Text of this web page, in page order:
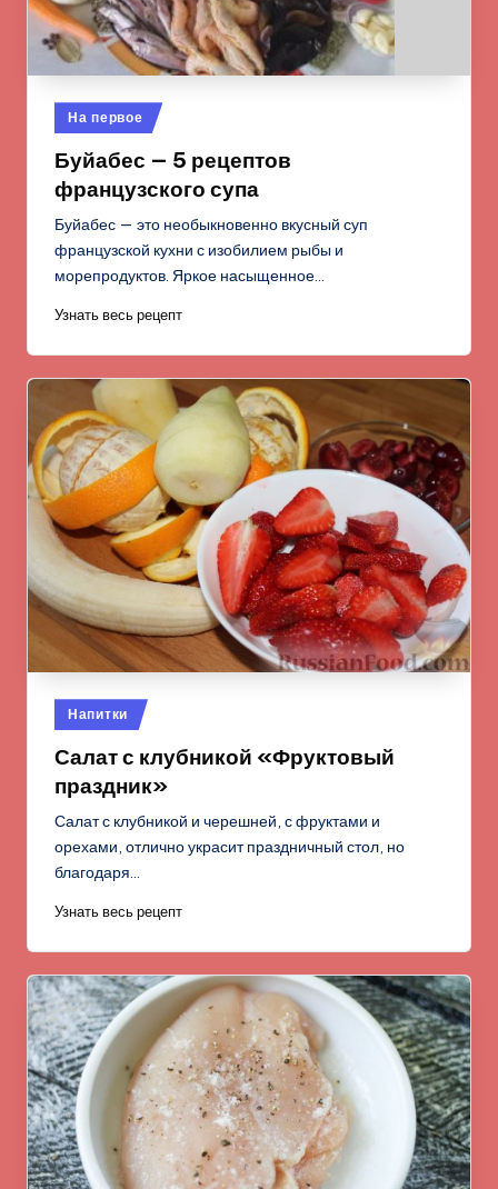
Опубликовано
в
На первое
Буйабес — 5 рецептов
французского супа
Буйабес — это необыкновенно вкусный суп
французской кухни с изобилием рыбы и
морепродуктов. Яркое насыщенное…
Узнать весь рецепт
Опубликовано
в
Напитки
Салат с клубникой «Фруктовый
праздник»
Салат с клубникой и черешней, с фруктами и
орехами, отлично украсит праздничный стол, но
благодаря…
Узнать весь рецепт